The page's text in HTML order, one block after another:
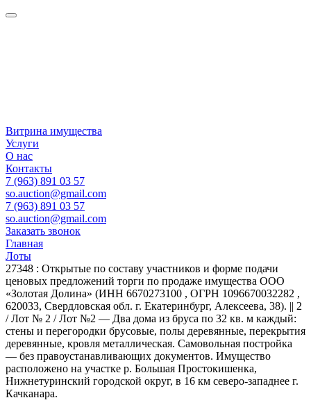
Витрина имущества
Услуги
О нас
Контакты
7 (963) 891 03 57
so.auction@gmail.com
7 (963) 891 03 57
so.auction@gmail.com
Заказать звонок
Главная
Лоты
27348 : Открытые по составу участников и форме подачи
ценовых предложений торги по продаже имущества ООО
«Золотая Долина» (ИНН 6670273100 , ОГРН 1096670032282 ,
620033, Свердловская обл. г. Екатеринбург, Алексеева, 38). || 2
/ Лот № 2 / Лот №2 — Два дома из бруса по 32 кв. м каждый:
стены и перегородки брусовые, полы деревянные, перекрытия
деревянные, кровля металлическая. Самовольная постройка
— без правоустанавливающих документов. Имущество
расположено на участке р. Большая Простокишенка,
Нижнетуринский городской округ, в 16 км северо-западнее г.
Качканара.